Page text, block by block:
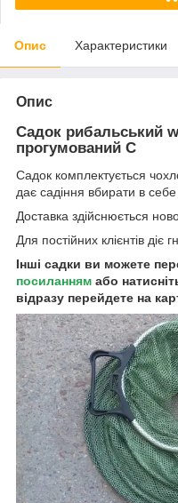
Опис Характеристики
Опис
Садок рибальський
прогумований C
Садок комплектується
дає садіння вбирати в
Доставка здійснюється
Для постійних клієнтів діє
Інші садки ви можете
посиланням або
відразу перейдете на